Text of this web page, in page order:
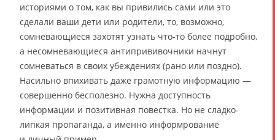
историями о том, как вы привились сами или это
сделали ваши дети или родители, то, возможно,
сомневающиеся захотят узнать что-то более подробно,
а несомневающиеся антипрививочники начнут
сомневаться в своих убеждениях (рано или поздно).
Насильно впихивать даже грамотную информацию —
совершенно бесполезно. Нужна доступность
информации и позитивная повестка. Но не сладко-
липкая пропаганда, а именно информрование